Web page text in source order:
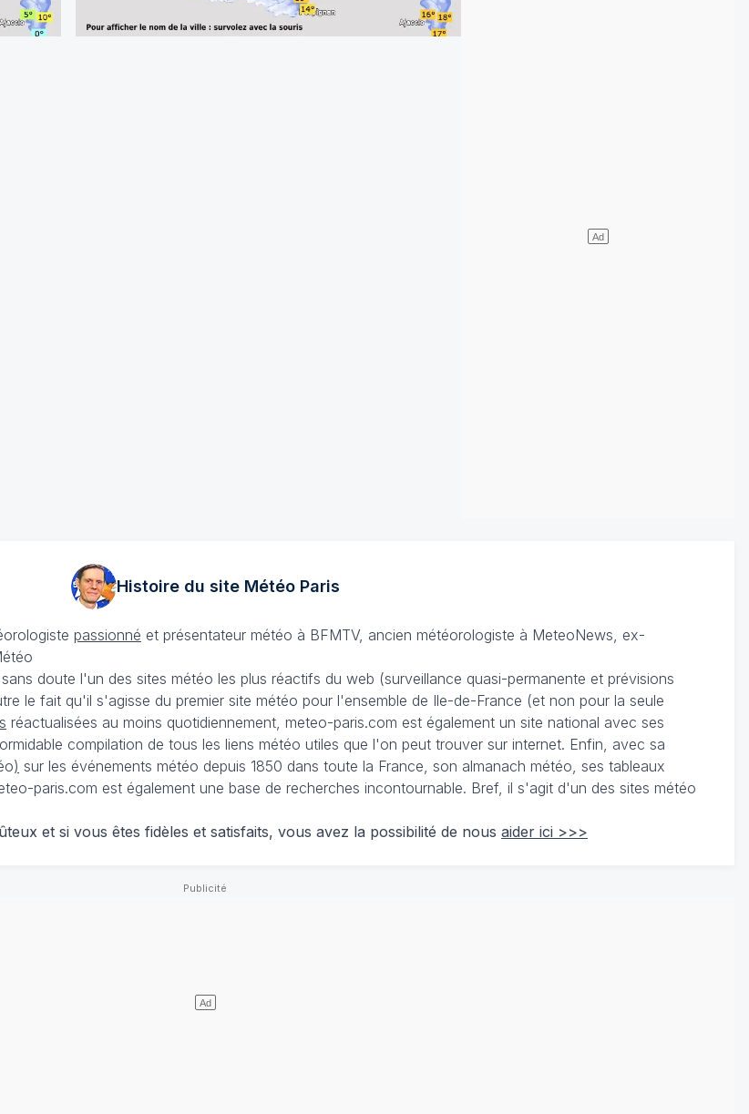
Histoire du site MétéoParis
passionné et présentateur météo à BFMTV, ancien météorologiste à MeteoNews, ex-
doute l'un des sites météo les plus réactifs du web (surveillance quasi-permanente et prévisions
le fait qu'il s'agisse du premier site météo pour l'ensemble de Ile-de-France (et non pour la seule
réactualisées au moins quotidiennement, meteo-paris.com est également un site national avec ses
compilation de tous les liens météo utiles que l'on peut trouver sur internet. Enfin, avec sa
) sur les événements météo depuis 1850 dans toute la France, son almanach météo, ses tableaux
paris.com est également une base de recherches incontournable. Bref, il s'agit d'un des sites météo
et si vous êtes fidèles et satisfaits, vous avez la possibilité de nous aider ici >>>